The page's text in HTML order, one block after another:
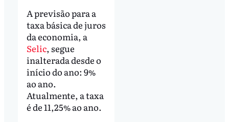
A previsão para a
taxa básica de juros
da economia, a
Selic, segue
inalterada desde o
início do ano: 9%
ao ano.
Atualmente, a taxa
é de 11,25% ao ano.